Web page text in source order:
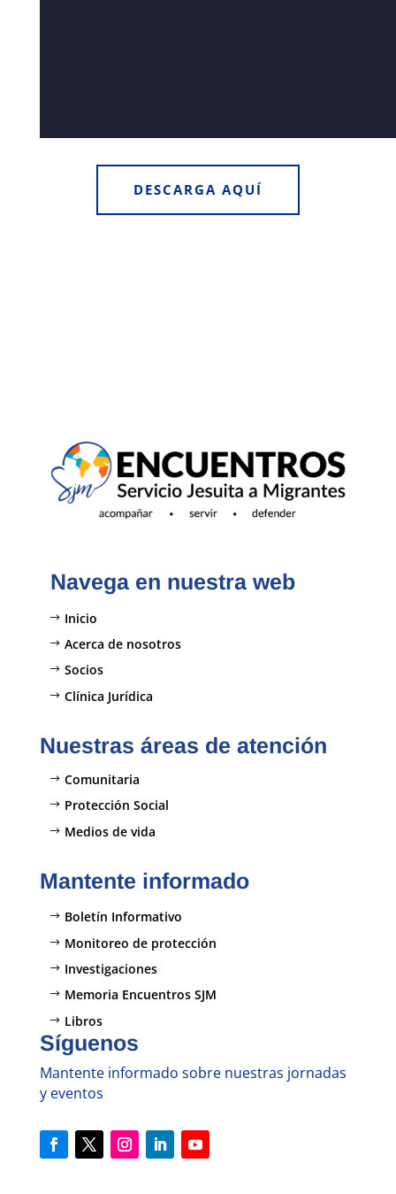
DESCARGA AQUÍ
Navega en nuestra web
Inicio
Acerca de nosotros
Socios
Clínica Jurídica
Nuestras áreas de atención
Comunitaria
Protección Social
Medios de vida
Mantente informado
Boletín Informativo
Monitoreo de protección
Investigaciones
Memoria Encuentros SJM
Libros
Síguenos
Mantente informado sobre nuestras jornadas
y eventos